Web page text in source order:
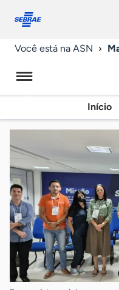
conosco
Você está na ASN
Início